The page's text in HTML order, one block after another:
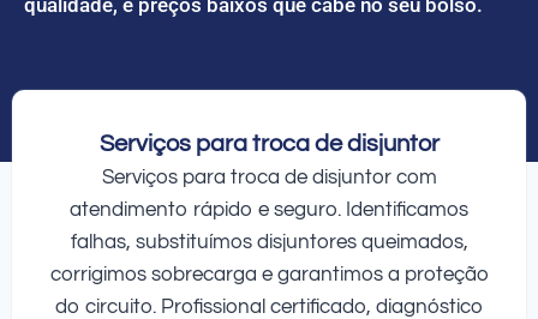
Serviços para troca de disjuntor
Serviços para troca de disjuntor com
atendimento rápido e seguro. Identificamos
falhas, substituímos disjuntores queimados,
corrigimos sobrecarga e garantimos a proteção
do circuito. Profissional certificado, diagnóstico